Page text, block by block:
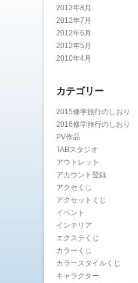
2012年8月
2012年7月
2012年6月
2012年5月
2010年4月
カテゴリー
2015修学旅行のしおり
2016修学旅行のしおり
PV作品
TABスタジオ
アウトレット
アカウント登録
アクセくじ
アクセットくじ
イベント
インテリア
エクステくじ
カラーくじ
カラースタイルくじ
キャラクター